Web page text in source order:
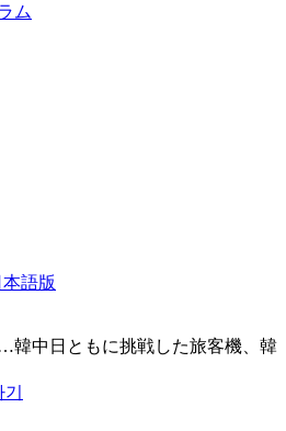
ム
語版
韓中日ともに挑戦した旅客機、韓